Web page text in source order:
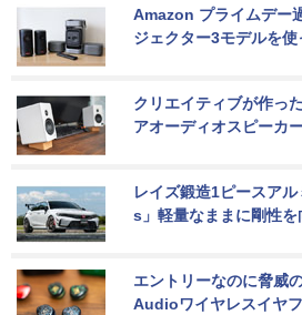
Amazon プライムデー
ジェクター3モデルを使
クリエイティブが作っ
アオーディオスピーカ
レイズ鍛造1ピースア
s」軽量なままに剛性を
エントリーなのに脅威
Audioワイヤレスイヤ